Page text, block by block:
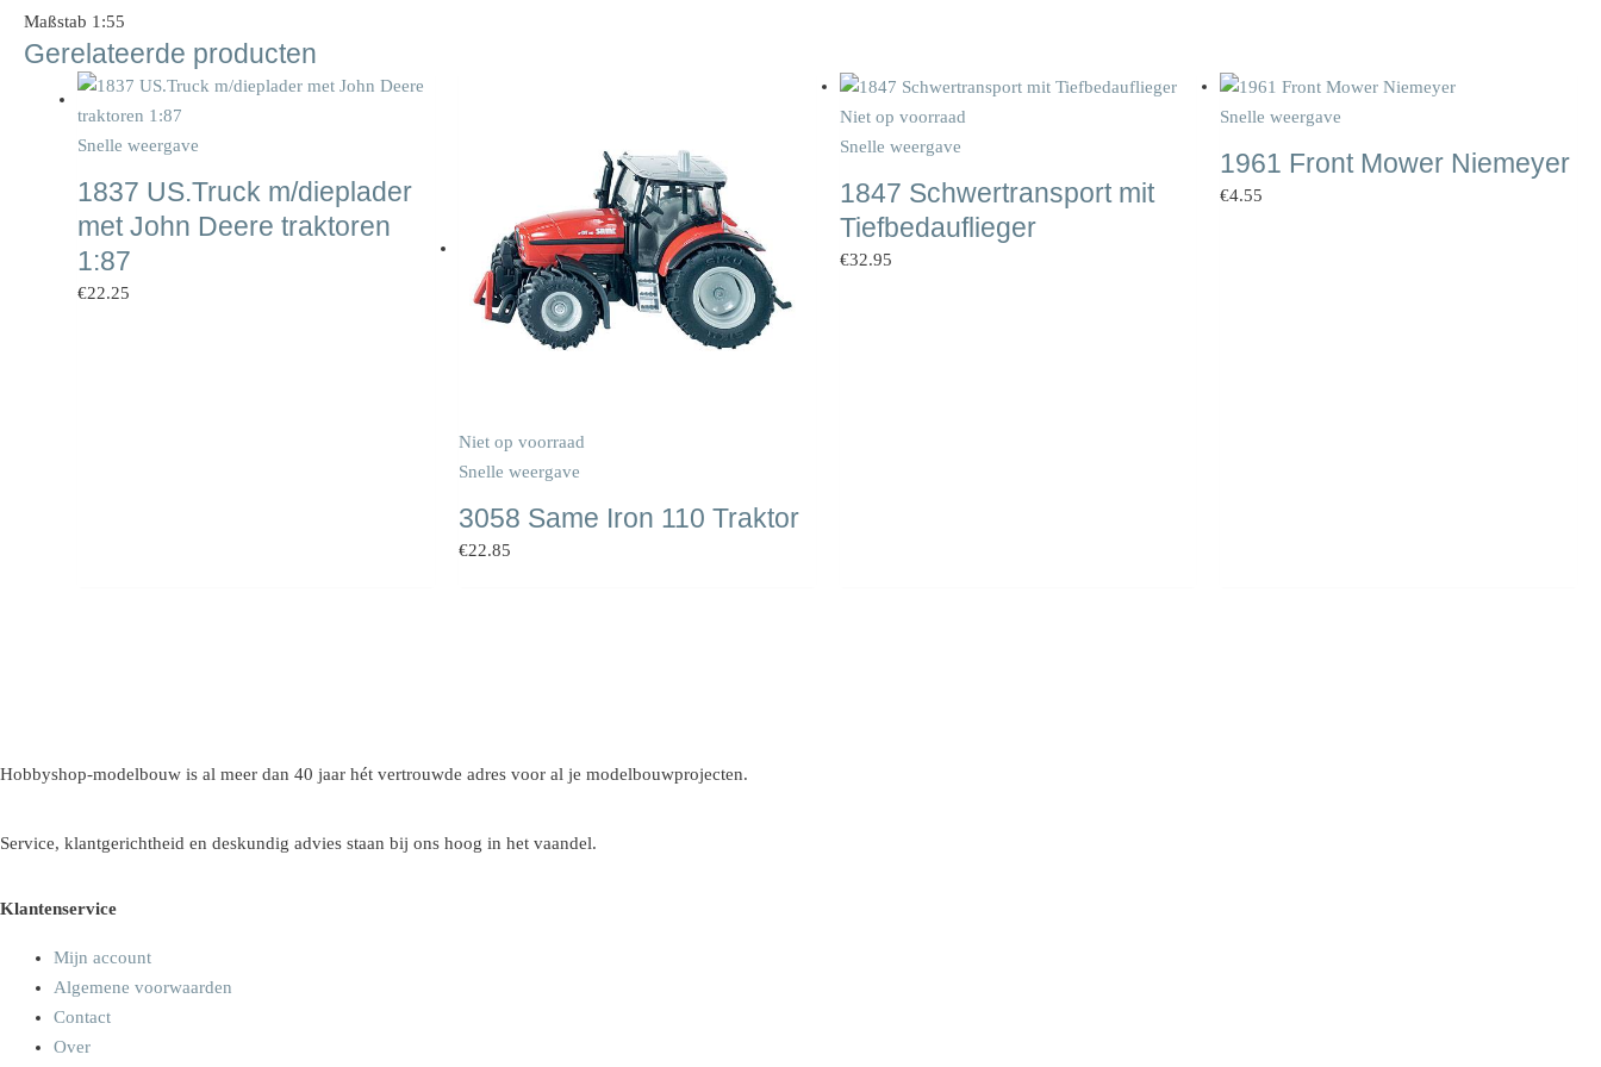
Maßstab 1:55
Gerelateerde producten
Snelle weergave
1837 US.Truck m/dieplader
met John Deere traktoren
1:87
€22.25
Niet op voorraad
Snelle weergave
3058 Same Iron 110 Traktor
€22.85
Niet op voorraad
Snelle weergave
1847 Schwertransport mit
Tiefbedauflieger
€32.95
Snelle weergave
1961 Front Mower Niemeyer
€4.55
Hobbyshop-modelbouw is al meer dan 40 jaar hét vertrouwde adres voor al je modelbouwprojecten.
Service, klantgerichtheid en deskundig advies staan bij ons hoog in het vaandel.
Klantenservice
Mijn account
Algemene voorwaarden
Contact
Over